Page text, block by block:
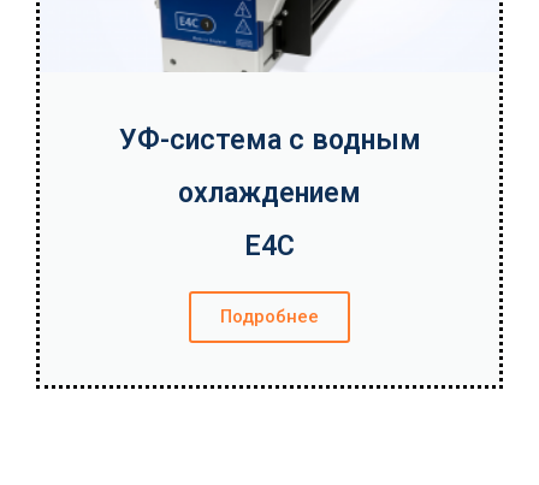
УФ-система с водным
охлаждением
E4C
Подробнее